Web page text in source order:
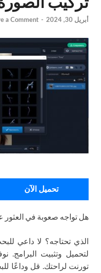
أبريل 30, 2024 -
a Comment
تحميل الآن
هل تواجه صعوبة في العثور
الذي تحتاجه؟ لا داعي
لتحميل وتثبيت البرامج.
تورنت لراحتك. قل وداعًا